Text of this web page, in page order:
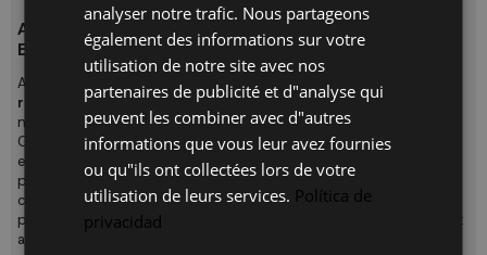
ACHETER DES ARMOIRES DE JEUNESSE ORIGINALES
EN LIGNE EST TRÈS SIMPLE
Acheter des armoires en bois pour enfants avec une livraison
rapide
est une tâche que vous pouvez accomplir facilement de
n'importe où sans vous soucier de l'emploi du temps.
Commandez vos meubles maintenant et vivez la meilleure
expérience d'achat à
UKUKHOME.com
. Notre équipe de
professionnels se chargera du montage de votre meuble si vous
choisissez cette option au cours du processus d'achat ou vous
pouvez facilement le monter à tout moment grâce au matériel et
aux instructions de montage inclus.
analyser notre trafic. Nous partageons
également des informations sur votre
utilisation de notre site avec nos
partenaires de publicité et d"analyse qui
peuvent les combiner avec d"autres
informations que vous leur avez fournies
ou qu"ils ont collectées lors de votre
utilisation de leurs services. Política de
privacidad